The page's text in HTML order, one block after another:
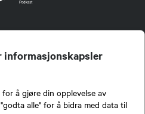
informasjonskapsler
å gjøre din opplevelse av
alle" for å bidra med data til
for formidling av kunnskap om jakt og
men har et sterkt jakt-, fiske-, og